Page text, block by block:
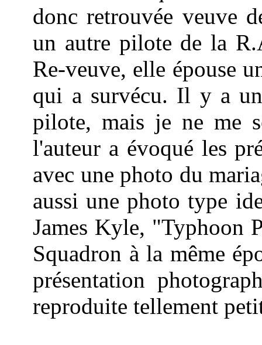
donc retrouvée veuve
un autre pilote de la
Re-veuve, elle épouse
qui a survécu. Il y a
pilote, mais je ne me
l'auteur a évoqué les
avec une photo du
aussi une photo type
James Kyle, "Typhoon
Squadron à la même
présentation
reproduite tellement